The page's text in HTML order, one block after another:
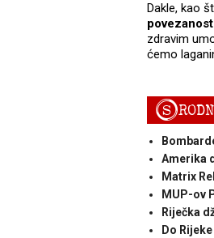
Dakle, kao
povezanost
zdravim
ćemo
S
Amerika
Matrix
MUP-ov
Riječka
Do